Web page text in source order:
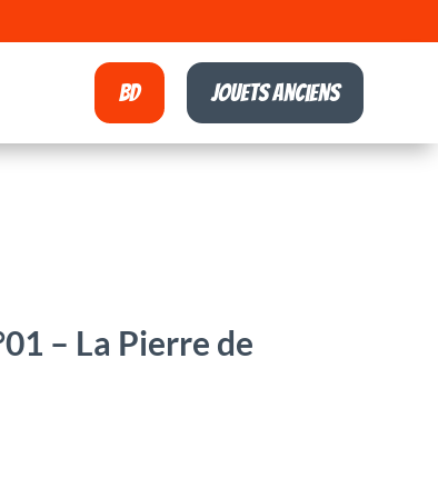
BD Jouets anciens
– La Pierre de